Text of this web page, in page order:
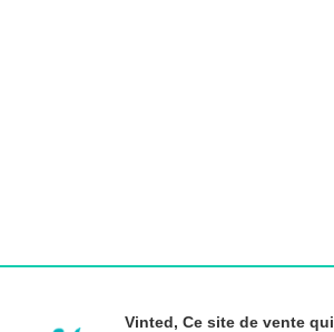
Vinted, Ce site de vente qui